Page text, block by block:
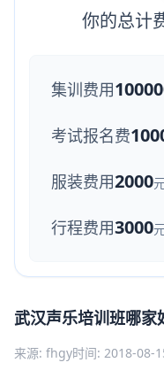
你的总计
集训费用
考试报名费
服装费用2000
行程费用3000
武汉声乐培训班哪家
来源: fhgy时间: 2018-08-